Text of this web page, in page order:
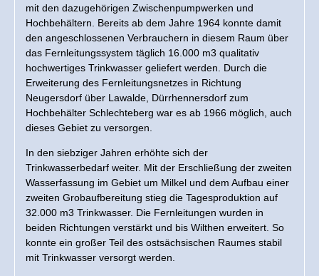
mit den dazugehörigen Zwischenpumpwerken und
Hochbehältern. Bereits ab dem Jahre 1964 konnte damit
den angeschlossenen Verbrauchern in diesem Raum über
das Fernleitungssystem täglich 16.000 m3 qualitativ
hochwertiges Trinkwasser geliefert werden. Durch die
Erweiterung des Fernleitungsnetzes in Richtung
Neugersdorf über Lawalde, Dürrhennersdorf zum
Hochbehälter Schlechteberg war es ab 1966 möglich, auch
dieses Gebiet zu versorgen.
In den siebziger Jahren erhöhte sich der
Trinkwasserbedarf weiter. Mit der Erschließung der zweiten
Wasserfassung im Gebiet um Milkel und dem Aufbau einer
zweiten Grobaufbereitung stieg die Tagesproduktion auf
32.000 m3 Trinkwasser. Die Fernleitungen wurden in
beiden Richtungen verstärkt und bis Wilthen erweitert. So
konnte ein großer Teil des ostsächsischen Raumes stabil
mit Trinkwasser versorgt werden.